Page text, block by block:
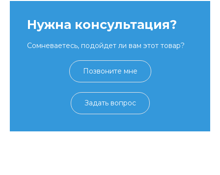
Нужна консультация?
Сомневаетесь, подойдет ли вам этот товар?
Позвоните мне
Задать вопрос